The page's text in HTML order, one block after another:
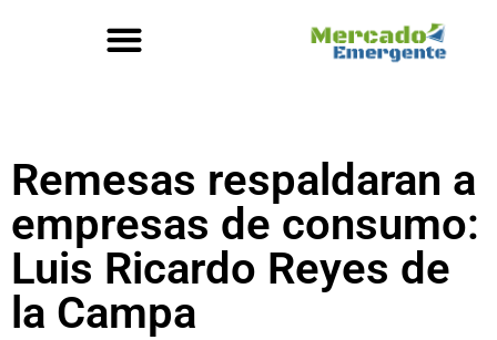
Remesas respaldaran a
empresas de consumo:
Luis Ricardo Reyes de
la Campa